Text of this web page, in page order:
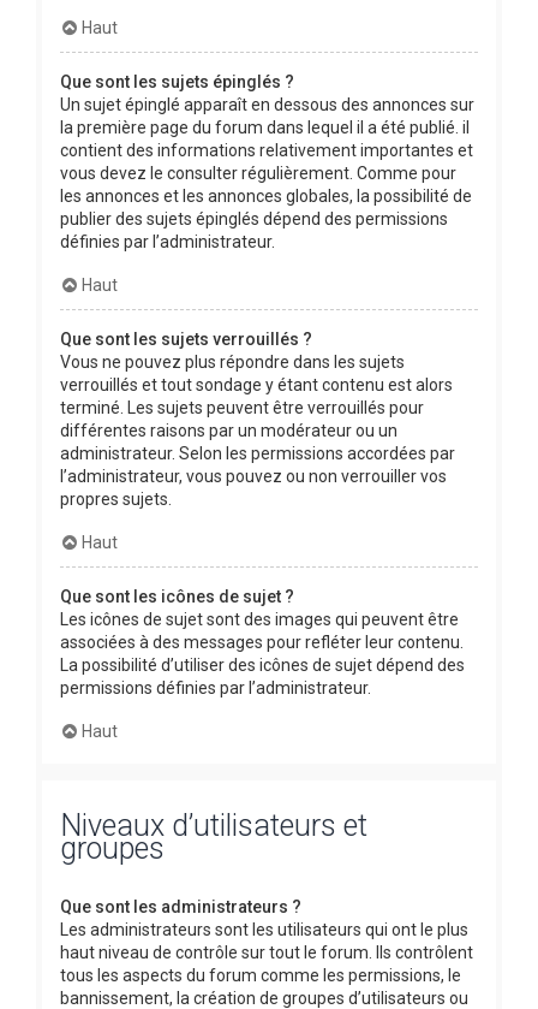
Haut
Que sont les sujets épinglés ?
Un sujet épinglé apparaît en dessous des annonces sur
la première page du forum dans lequel il a été publié. il
contient des informations relativement importantes et
vous devez le consulter régulièrement. Comme pour
les annonces et les annonces globales, la possibilité de
publier des sujets épinglés dépend des permissions
définies par l’administrateur.
Haut
Que sont les sujets verrouillés ?
Vous ne pouvez plus répondre dans les sujets
verrouillés et tout sondage y étant contenu est alors
terminé. Les sujets peuvent être verrouillés pour
différentes raisons par un modérateur ou un
administrateur. Selon les permissions accordées par
l’administrateur, vous pouvez ou non verrouiller vos
propres sujets.
Haut
Que sont les icônes de sujet ?
Les icônes de sujet sont des images qui peuvent être
associées à des messages pour refléter leur contenu.
La possibilité d’utiliser des icônes de sujet dépend des
permissions définies par l’administrateur.
Haut
Niveaux d’utilisateurs et
groupes
Que sont les administrateurs ?
Les administrateurs sont les utilisateurs qui ont le plus
haut niveau de contrôle sur tout le forum. Ils contrôlent
tous les aspects du forum comme les permissions, le
bannissement, la création de groupes d’utilisateurs ou